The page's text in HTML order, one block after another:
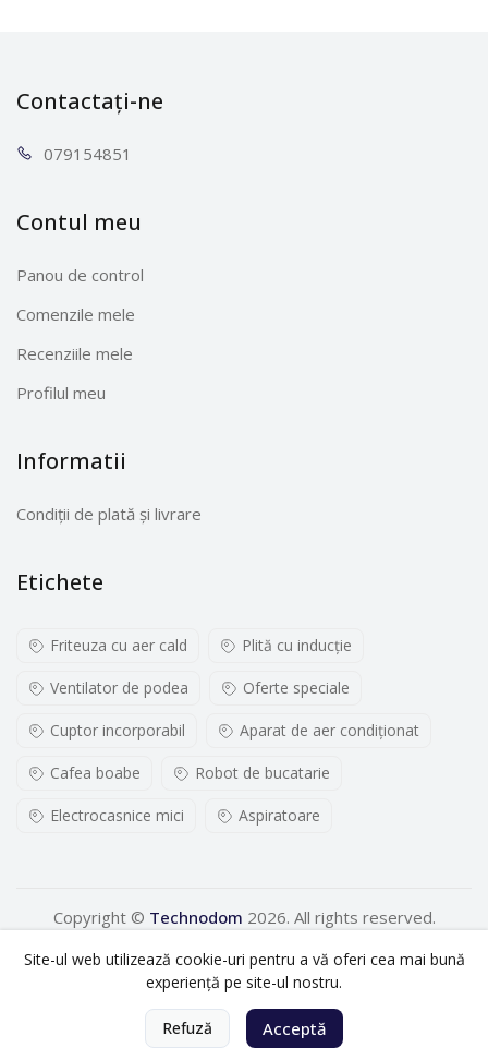
Contactați-ne
0791 54851
Contul meu
Panou de control
Comenzile mele
Recenziile mele
Profilul meu
Informatii
Condiții de plată și livrare
Etichete
Friteuza cu aer cald Plită cu inducţie
Ventilator de podea Oferte speciale
Cuptor incorporabil Aparat de aer condiționat
Cafea boabe Robot de bucatarie
Electrocasnice mici Aspiratoare
Copyright © Technodom 2026. All rights reserved.
Site-ul web utilizează cookie-uri pentru a vă oferi cea mai bună
experiență pe site-ul nostru.
Refuză Acceptă